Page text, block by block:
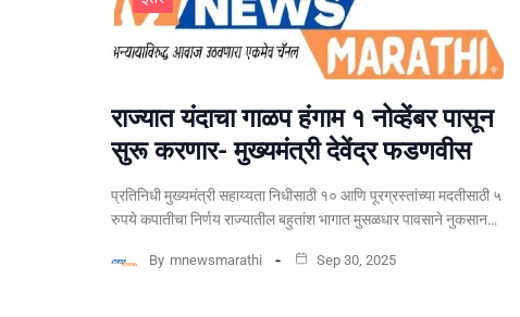
राज्यात यंदाचा गाळप हंगाम १ नोव्हेंबर पासून
सुरू करणार- मुख्यमंत्री देवेंद्र फडणवीस
प्रतिनिधी मुख्यमंत्री सहाय्यता निधीसाठी १० आणि पूरग्रस्तांच्या मदतीसाठी ५
रुपये कपातीचा निर्णय राज्यातील बहुतांश भागात मुसळधार पावसाने नुकसान…
By mnewsmarathi Sep 30, 2025